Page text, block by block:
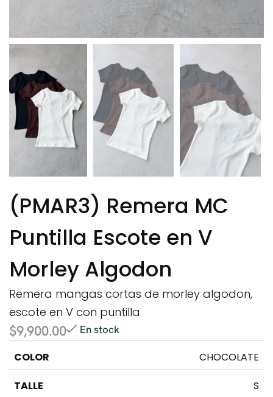
(PMAR3) Remera MC
Puntilla Escote en V
Morley Algodon
Remera mangas cortas de morley algodon,
escote en V con puntilla
$9,900.00 En stock
CHOCOLATE
S